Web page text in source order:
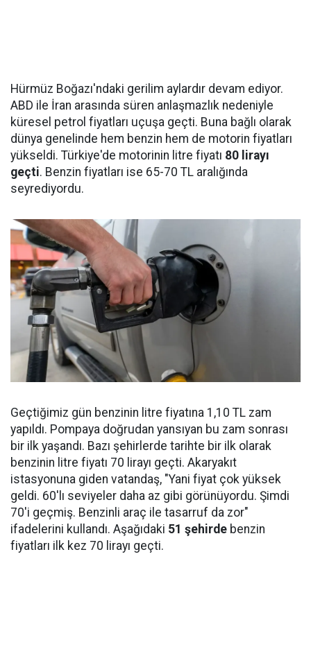
Hürmüz Boğazı'ndaki gerilim aylardır devam ediyor.
ABD ile İran arasında süren anlaşmazlık nedeniyle
küresel petrol fiyatları uçuşa geçti. Buna bağlı olarak
dünya genelinde hem benzin hem de motorin fiyatları
yükseldi. Türkiye'de motorinin litre fiyatı 80 lirayı
geçti. Benzin fiyatları ise 65-70 TL aralığında
seyrediyordu.
Geçtiğimiz gün benzinin litre fiyatına 1,10 TL zam
yapıldı. Pompaya doğrudan yansıyan bu zam sonrası
bir ilk yaşandı. Bazı şehirlerde tarihte bir ilk olarak
benzinin litre fiyatı 70 lirayı geçti. Akaryakıt
istasyonuna giden vatandaş, "Yani fiyat çok yüksek
geldi. 60'lı seviyeler daha az gibi görünüyordu. Şimdi
70'i geçmiş. Benzinli araç ile tasarruf da zor"
ifadelerini kullandı. Aşağıdaki 51 şehirde benzin
fiyatları ilk kez 70 lirayı geçti.